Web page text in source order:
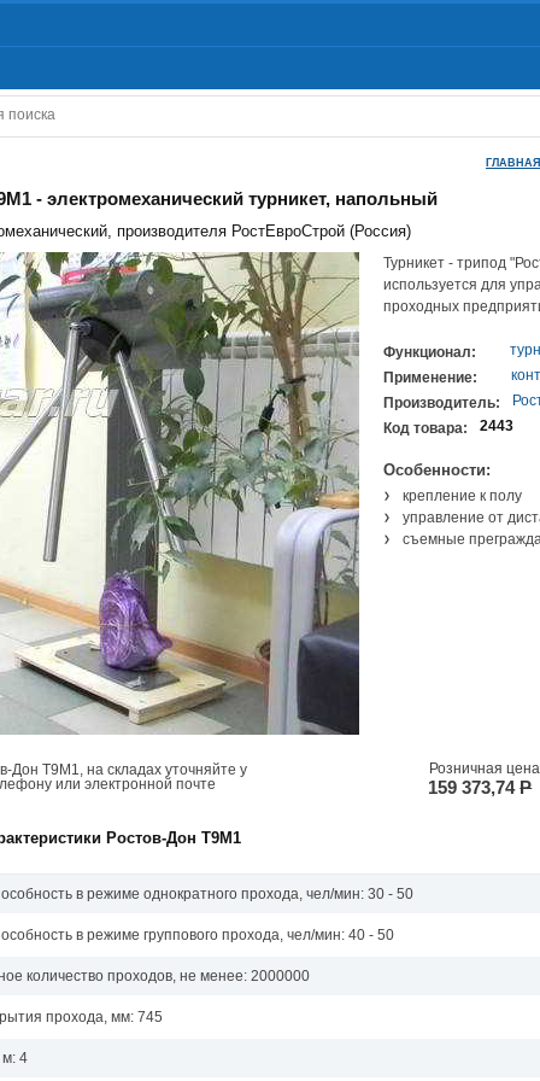
ГЛАВНАЯ
- электромеханический турникет, напольный
производителя РостЕвроСтрой (Россия)
Турникет - трипод
используется для
проходных
Функционал:
Применение:
Производитель:
Код товара:
2443
Особенности:
крепление к полу
управление от
съемные
Дон Т9М1, на складах уточняйте у
или электронной почте
Розничная цена
159 373,74P
Ростов-Дон Т9М1
в режиме однократного прохода, чел/мин: 30 - 50
в режиме группового прохода, чел/мин: 40 - 50
количество проходов, не менее: 2000000
прохода, мм: 745
м: 4